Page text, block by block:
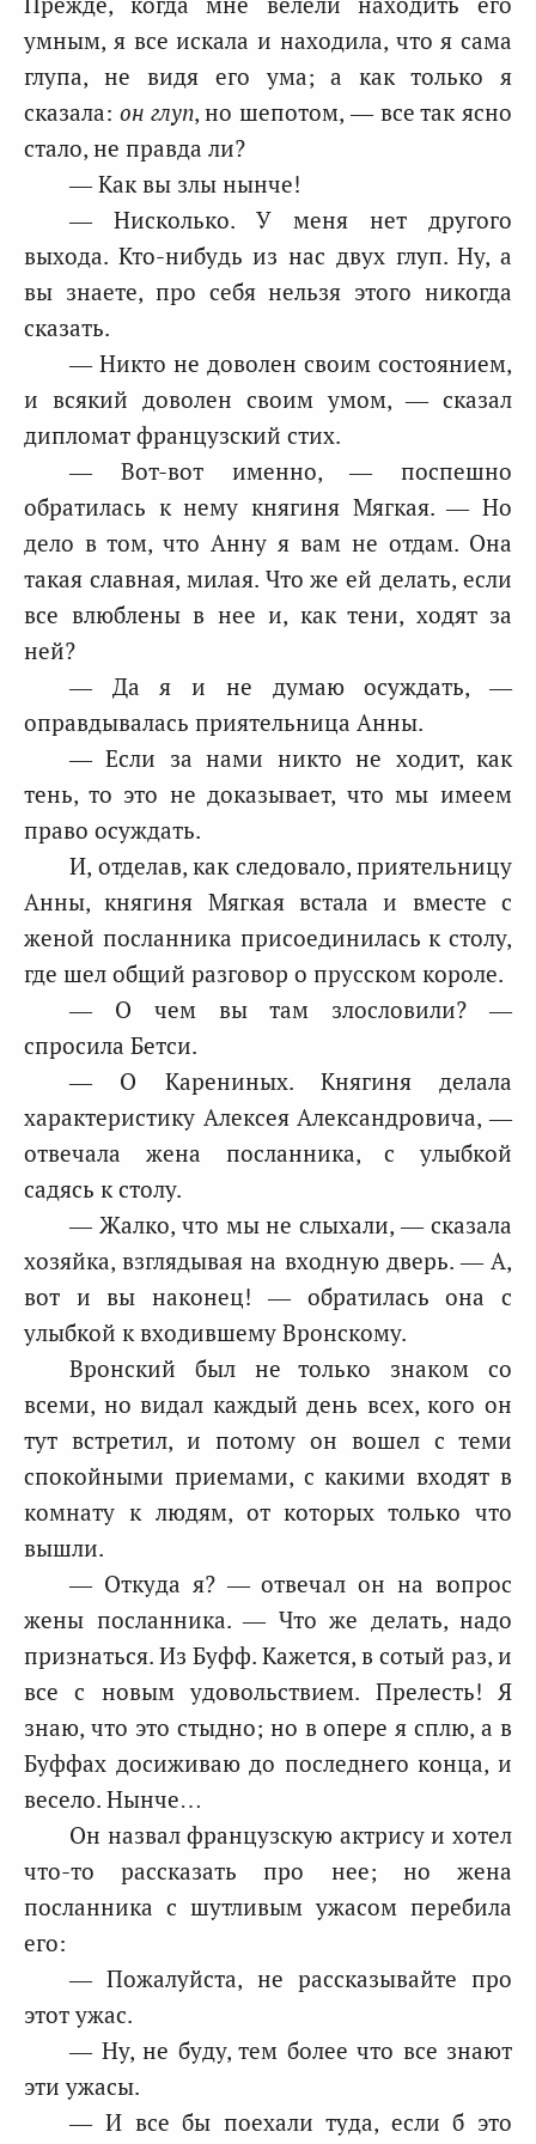
умным, я все искала и находила, что я сама
глупа, не видя его ума; а как только я
сказала: он глуп, но шепотом, — все так ясно
стало, не правда ли?
— Как вы злы нынче!
— Нисколько. У меня нет другого
выхода. Кто-нибудь из нас двух глуп. Ну, а
вы знаете, про себя нельзя этого никогда
сказать.
— Никто не доволен своим состоянием,
и всякий доволен своим умом, — сказал
дипломат французский стих.
— Вот-вот именно, — поспешно
обратилась к нему княгиня Мягкая. — Но
дело в том, что Анну я вам не отдам. Она
такая славная, милая. Что же ей делать, если
все влюблены в нее и, как тени, ходят за
ней?
— Да я и не думаю осуждать, —
оправдывалась приятельница Анны.
— Если за нами никто не ходит, как
тень, то это не доказывает, что мы имеем
право осуждать.
И, отделав, как следовало, приятельницу
Анны, княгиня Мягкая встала и вместе с
женой посланника присоединилась к столу,
где шел общий разговор о прусском короле.
— О чем вы там злословили? —
спросила Бетси.
— О Карениных. Княгиня делала
характеристику Алексея Александровича, —
отвечала жена посланника, с улыбкой
садясь к столу.
— Жалко, что мы не слыхали, — сказала
хозяйка, взглядывая на входную дверь. — А,
вот и вы наконец! — обратилась она с
улыбкой к входившему Вронскому.
Вронский был не только знаком со
всеми, но видал каждый день всех, кого он
тут встретил, и потому он вошел с теми
спокойными приемами, с какими входят в
комнату к людям, от которых только что
вышли.
— Откуда я? — отвечал он на вопрос
жены посланника. — Что же делать, надо
признаться. Из Буфф. Кажется, в сотый раз, и
все с новым удовольствием. Прелесть! Я
знаю, что это стыдно; но в опере я сплю, а в
Буффах досиживаю до последнего конца, и
весело. Нынче…
Он назвал французскую актрису и хотел
что-то рассказать про нее; но жена
посланника с шутливым ужасом перебила
его:
— Пожалуйста, не рассказывайте про
этот ужас.
— Ну, не буду, тем более что все знают
эти ужасы.
— И все бы поехали туда, если б это